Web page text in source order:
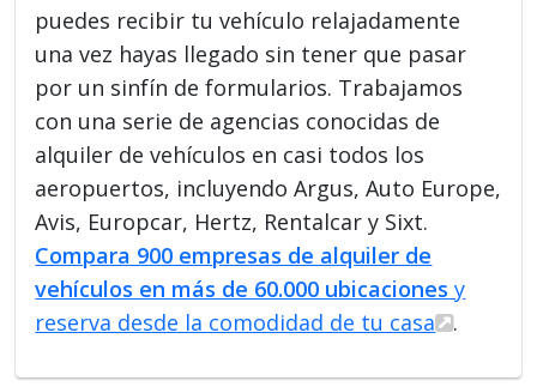
puedes recibir tu vehículo relajadamente
una vez hayas llegado sin tener que pasar
por un sinfín de formularios. Trabajamos
con una serie de agencias conocidas de
alquiler de vehículos en casi todos los
aeropuertos, incluyendo Argus, Auto Europe,
Avis, Europcar, Hertz, Rentalcar y Sixt.
Compara 900 empresas de alquiler de
vehículos en más de 60.000 ubicaciones y
reserva desde la comodidad de tu casa
.